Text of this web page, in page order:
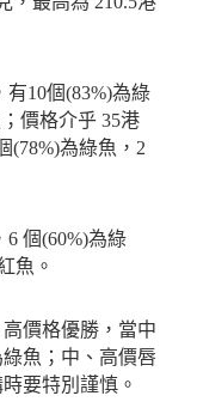
有10個(83%)為綠
價格介乎 35港
(78%)為綠魚， 2
6 個(60%)為綠
魚。
價格優勝，當中
魚；中、高價唇
要特別謹慎。